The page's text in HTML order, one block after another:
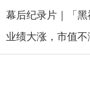
幕后纪录片｜「
业绩大涨，市值